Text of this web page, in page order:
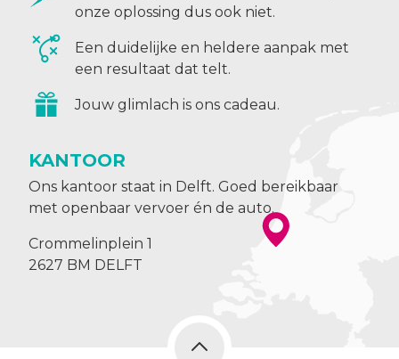
onze oplossing dus ook niet.
Een duidelijke en heldere aanpak met
een resultaat dat telt.
Jouw glimlach is ons cadeau.
KANTOOR
Ons kantoor staat in Delft. Goed bereikbaar
met openbaar vervoer én de auto.
Crommelinplein 1
2627 BM DELFT